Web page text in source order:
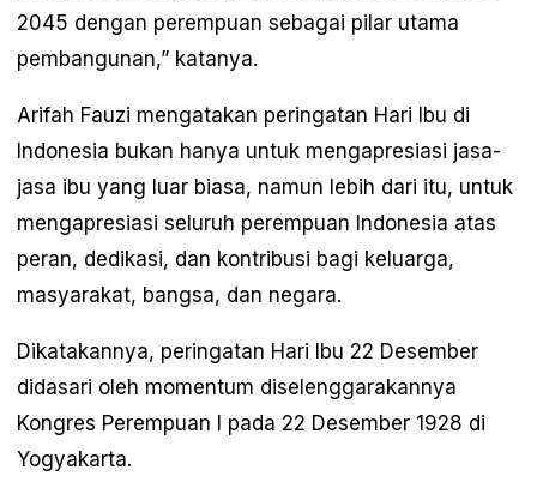
2045 dengan perempuan sebagai pilar utama
pembangunan,” katanya.
Arifah Fauzi mengatakan peringatan Hari Ibu di
Indonesia bukan hanya untuk mengapresiasi jasa-
jasa ibu yang luar biasa, namun lebih dari itu, untuk
mengapresiasi seluruh perempuan Indonesia atas
peran, dedikasi, dan kontribusi bagi keluarga,
masyarakat, bangsa, dan negara.
Dikatakannya, peringatan Hari Ibu 22 Desember
didasari oleh momentum diselenggarakannya
Kongres Perempuan I pada 22 Desember 1928 di
Yogyakarta.